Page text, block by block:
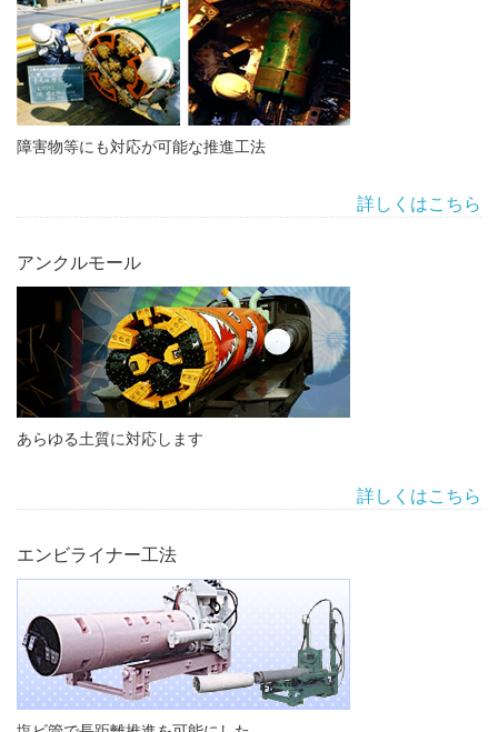
障害物等にも対応が可能な推進工法
詳しくはこちら
アンクルモール
あらゆる土質に対応します
詳しくはこちら
エンビライナー工法